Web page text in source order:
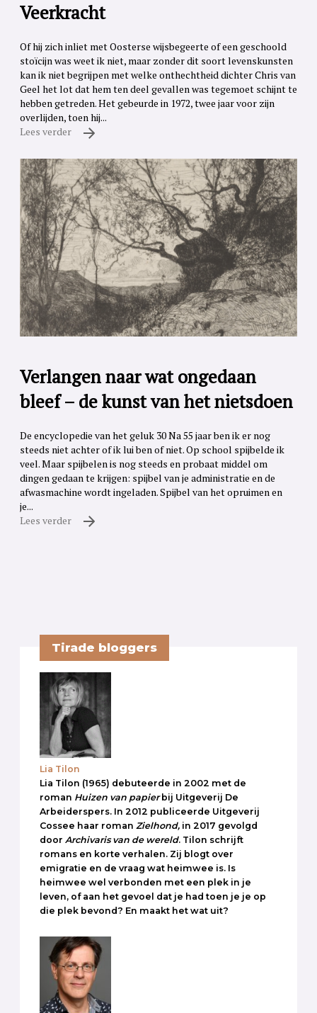
Veerkracht
Of hij zich inliet met Oosterse wijsbegeerte of een geschoold
stoïcijn was weet ik niet, maar zonder dit soort levenskunsten
kan ik niet begrijpen met welke onthechtheid dichter Chris van
Geel het lot dat hem ten deel gevallen was tegemoet schijnt te
hebben getreden. Het gebeurde in 1972, twee jaar voor zijn
overlijden, toen hij...
Lees verder
Verlangen naar wat ongedaan
bleef – de kunst van het nietsdoen
De encyclopedie van het geluk 30 Na 55 jaar ben ik er nog
steeds niet achter of ik lui ben of niet. Op school spijbelde ik
veel. Maar spijbelen is nog steeds en probaat middel om
dingen gedaan te krijgen: spijbel van je administratie en de
afwasmachine wordt ingeladen. Spijbel van het opruimen en
je...
Lees verder
Tirade bloggers
Lia Tilon
Lia Tilon (1965) debuteerde in 2002 met de
roman Huizen van papierbij Uitgeverij De
Arbeiderspers. In 2012 publiceerde Uitgeverij
Cossee haar roman Zielhond, in 2017 gevolgd
door Archivaris van de wereld. Tilon schrijft
romans en korte verhalen. Zij blogt over
emigratie en de vraag wat heimwee is. Is
heimwee wel verbonden met een plek in je
leven, of aan het gevoel dat je had toen je je op
die plek bevond? En maakt het wat uit?